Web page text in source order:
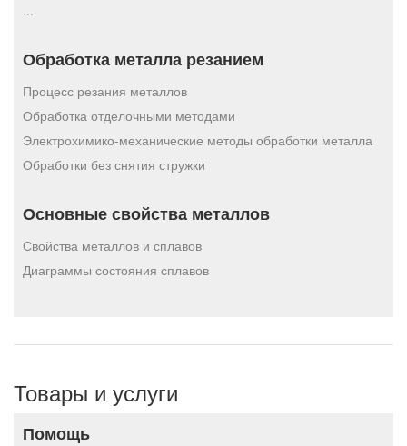
...
Обработка металла резанием
Процесс резания металлов
Обработка отделочными методами
Электрохимико-механические методы обработки металла
Обработки без снятия стружки
Основные свойства металлов
Свойства металлов и сплавов
Диаграммы состояния сплавов
Товары и услуги
Помощь